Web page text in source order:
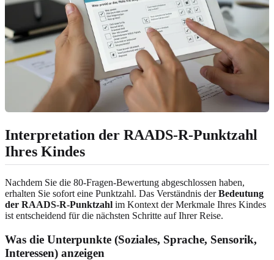
Interpretation der RAADS-R-Punktzahl
Ihres Kindes
Nachdem Sie die 80-Fragen-Bewertung abgeschlossen haben,
erhalten Sie sofort eine Punktzahl. Das Verständnis derBedeutung
der RAADS-R-Punktzahl im Kontext der Merkmale Ihres Kindes
ist entscheidend für die nächsten Schritte auf Ihrer Reise.
Was die Unterpunkte (Soziales, Sprache, Sensorik,
Interessen) anzeigen